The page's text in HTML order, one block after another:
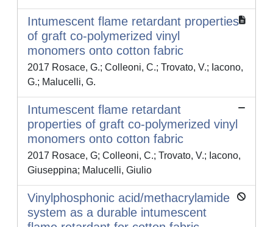
Intumescent flame retardant properties
of graft co-polymerized vinyl
monomers onto cotton fabric
2017 Rosace, G.; Colleoni, C.; Trovato, V.; Iacono,
G.; Malucelli, G.
Intumescent flame retardant
properties of graft co-polymerized vinyl
monomers onto cotton fabric
2017 Rosace, G; Colleoni, C.; Trovato, V.; Iacono,
Giuseppina; Malucelli, Giulio
Vinylphosphonic acid/methacrylamide
system as a durable intumescent